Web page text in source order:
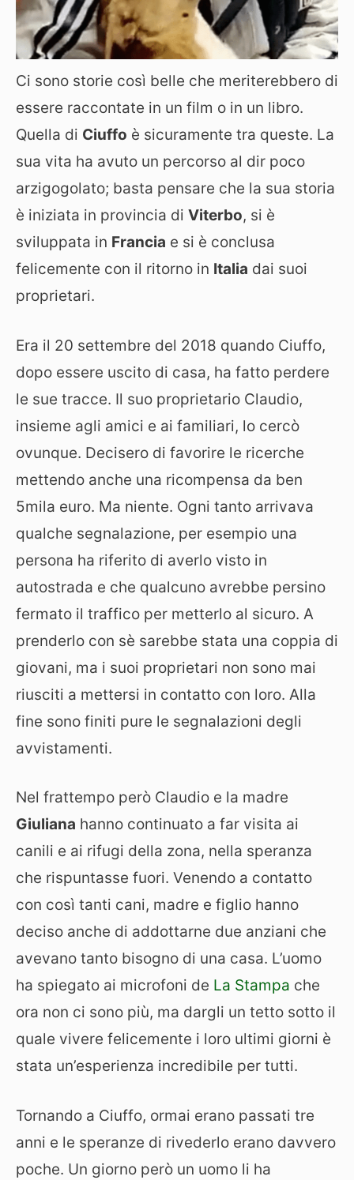
Ci sono storie così belle che meriterebbero di
essere raccontate in un film o in un libro.
Quella di Ciuffo è sicuramente tra queste. La
sua vita ha avuto un percorso al dir poco
arzigogolato; basta pensare che la sua storia
è iniziata in provincia di Viterbo, si è
sviluppata in Francia e si è conclusa
felicemente con il ritorno in Italia dai suoi
proprietari.
Era il 20 settembre del 2018 quando Ciuffo,
dopo essere uscito di casa, ha fatto perdere
le sue tracce. Il suo proprietario Claudio,
insieme agli amici e ai familiari, lo cercò
ovunque. Decisero di favorire le ricerche
mettendo anche una ricompensa da ben
5mila euro. Ma niente. Ogni tanto arrivava
qualche segnalazione, per esempio una
persona ha riferito di averlo visto in
autostrada e che qualcuno avrebbe persino
fermato il traffico per metterlo al sicuro. A
prenderlo con sè sarebbe stata una coppia di
giovani, ma i suoi proprietari non sono mai
riusciti a mettersi in contatto con loro. Alla
fine sono finiti pure le segnalazioni degli
avvistamenti.
Nel frattempo però Claudio e la madre
Giuliana hanno continuato a far visita ai
canili e ai rifugi della zona, nella speranza
che rispuntasse fuori. Venendo a contatto
con così tanti cani, madre e figlio hanno
deciso anche di addottarne due anziani che
avevano tanto bisogno di una casa. L’uomo
ha spiegato ai microfoni de La Stampa che
ora non ci sono più, ma dargli un tetto sotto il
quale vivere felicemente i loro ultimi giorni è
stata un’esperienza incredibile per tutti.
Tornando a Ciuffo, ormai erano passati tre
anni e le speranze di rivederlo erano davvero
poche. Un giorno però un uomo li ha